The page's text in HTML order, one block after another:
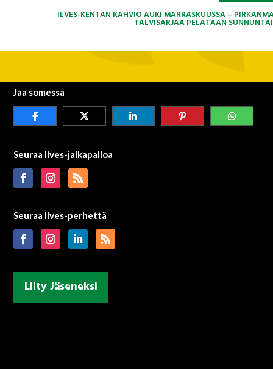
ILVES-KENTÄN KAHVIO AUKI MARRASKUUSSA –
TALVISARJAA PELATAAN
Jaa somessa
Seuraa Ilves-jalkapalloa
Seuraa Ilves-perhettä
Liity Jäseneksi